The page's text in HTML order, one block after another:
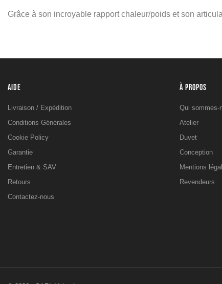
Grâce à son incroyable rapport chaleur/poids et son
AIDE
Livraison / Expédition
Conditions Générales
Cookie Policy
Garantie
Entretien & SAV
Retours
Contactez-nous
À PROPOS
Qui sommes-
Atelier
Duvet
Conception
Mentions
Revendeurs